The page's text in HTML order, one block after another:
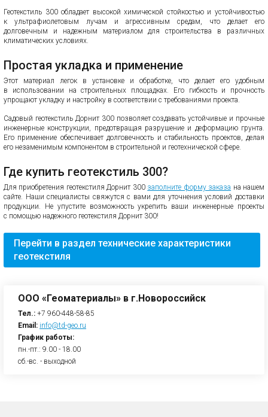
Геотекстиль 300 обладает высокой химической стойкостью и устойчивостью
к ультрафиолетовым лучам и агрессивным средам, что делает его
долговечным и надежным материалом для строительства в различных
климатических условиях.
Простая укладка и применение
Этот материал легок в установке и обработке, что делает его удобным
в использовании на строительных площадках. Его гибкость и прочность
упрощают укладку и настройку в соответствии с требованиями проекта.
Садовый геотекстиль Дорнит 300 позволяет создавать устойчивые и прочные
инженерные конструкции, предотвращая разрушение и деформацию грунта.
Его применение обеспечивает долговечность и стабильность проектов, делая
его незаменимым компонентом в строительной и геотехнической сфере.
Где купить геотекстиль 300?
Для приобретения геотекстиля Дорнит 300 заполните форму заказа на нашем
сайте. Наши специалисты свяжутся с вами для уточнения условий доставки
продукции. Не упустите возможность укрепить ваши инженерные проекты
с помощью надежного геотекстиля Дорнит 300!
Перейти в раздел технические характеристики
геотекстиля
ООО «Геоматериалы» в г.Новороссийск
Тел.: +7 960-448-58-85
Email: info@td-geo.ru
График работы:
пн.-пт.: 9.00 - 18.00
сб.-вс. - выходной